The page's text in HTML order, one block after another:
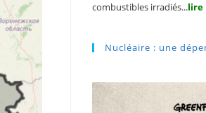
combustibles irradiés...lire
Nucléaire : une